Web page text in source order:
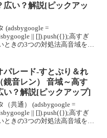
広い？解説[ピックアッ
(adsbygoogle =
|| []).push({});高すぎ
ときの3つの対処法高音域を広
と...
パレード-すとぷり＆れ
鏡音レン） 音域～高す
い？解説[ピックアップ]
（共通） (adsbygoogle =
|| []).push({});高すぎ
ときの3つの対処法高音域を広